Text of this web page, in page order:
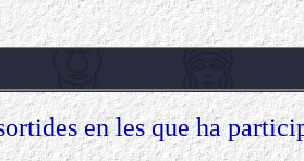
en les que ha